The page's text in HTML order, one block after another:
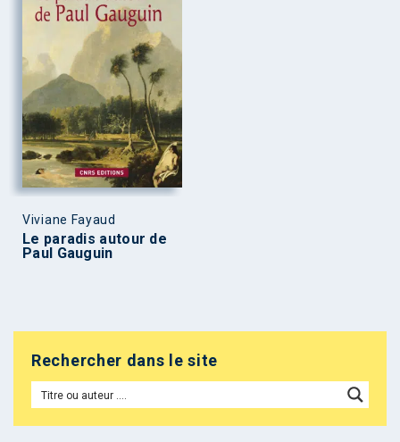
Viviane Fayaud
Le paradis autour de
Paul Gauguin
Rechercher dans le site